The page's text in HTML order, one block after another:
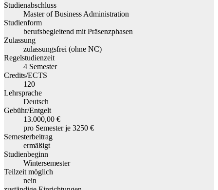
Studienabschluss
Master of Business Administration
Studienform
berufsbegleitend mit Präsenzphasen
Zulassung
zulassungsfrei (ohne NC)
Regelstudienzeit
4 Semester
Credits/ECTS
120
Lehrsprache
Deutsch
Gebühr/Entgelt
13.000,00 €
pro Semester je 3250 €
Semesterbeitrag
ermäßigt
Studienbeginn
Wintersemester
Teilzeit möglich
nein